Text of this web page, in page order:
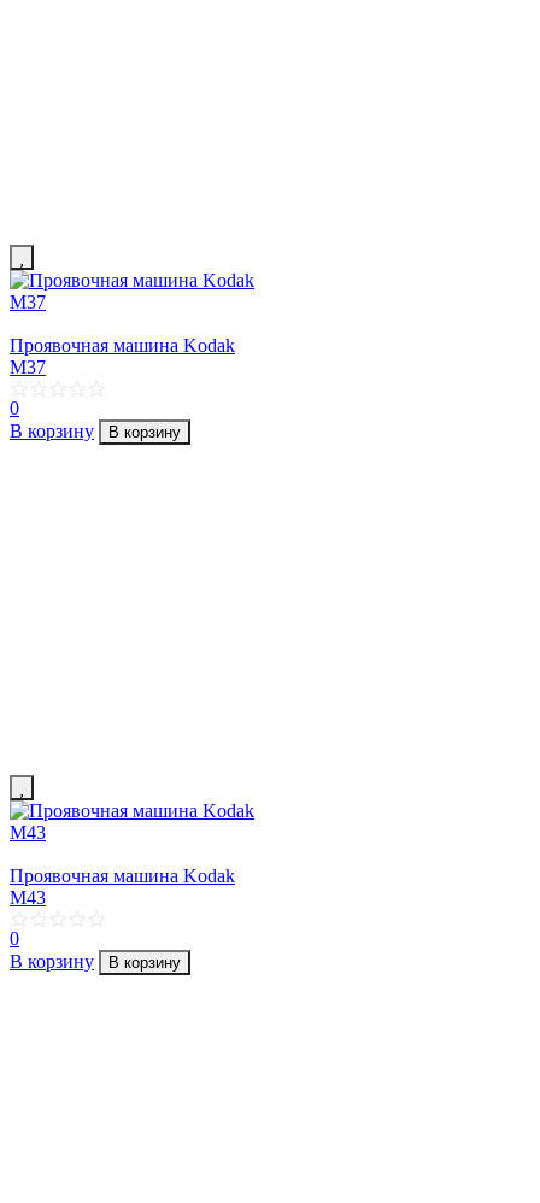
Проявочная машина Kodak
M37
0
В корзину
В корзину
Проявочная машина Kodak
M43
0
В корзину
В корзину